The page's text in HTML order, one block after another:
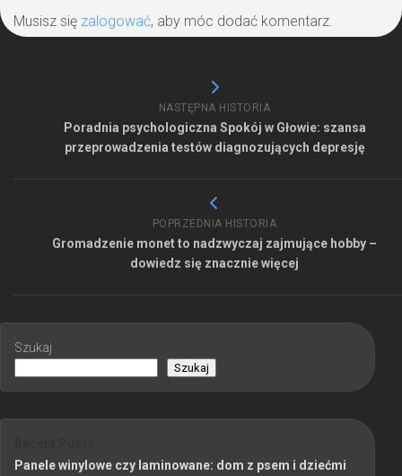
Musisz się zalogować, aby móc dodać komentarz.
NASTĘPNA HISTORIA
Poradnia psychologiczna Spokój w Głowie: szansa
przeprowadzenia testów diagnozujących depresję
POPRZEDNIA HISTORIA
Gromadzenie monet to nadzwyczaj zajmujące hobby –
dowiedz się znacznie więcej
Szukaj
Szukaj
Panele winylowe czy laminowane: dom z psem i dziećmi